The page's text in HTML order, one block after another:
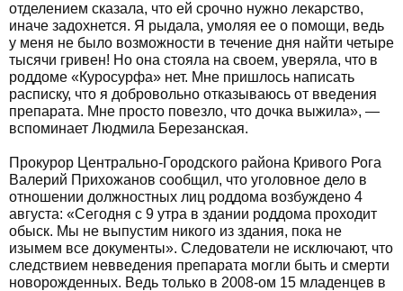
отделением сказала, что ей срочно нужно лекарство,
иначе задохнется. Я рыдала, умоляя ее о помощи, ведь
у меня не было возможности в течение дня найти четыре
тысячи гривен! Но она стояла на своем, уверяла, что в
роддоме «Куросурфа» нет. Мне пришлось написать
расписку, что я добровольно отказываюсь от введения
препарата. Мне просто повезло, что дочка выжила», —
вспоминает Людмила Березанская.
Прокурор Центрально-Городского района Кривого Рога
Валерий Прихожанов сообщил, что уголовное дело в
отношении должностных лиц роддома возбуждено 4
августа: «Сегодня с 9 утра в здании роддома проходит
обыск. Мы не выпустим никого из здания, пока не
изымем все документы». Следователи не исключают, что
следствием невведения препарата могли быть и смерти
новорожденных. Ведь только в 2008-ом 15 младенцев в